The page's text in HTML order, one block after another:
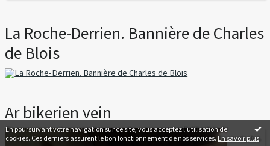
En poursuivant votre navigation sur ce site, vous acceptez l'utilisation de
cookies. Ces derniers assurent le bon fonctionnement de nos services. En savoir plus.
La Roche-Derrien. Bannière de Charles
de Blois
Ar bikerien vein